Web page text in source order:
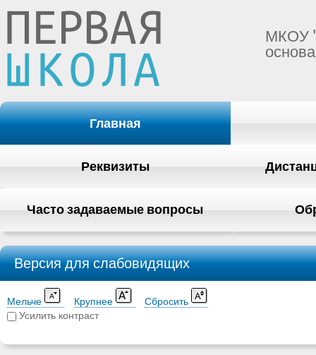
МКОУ
Главная
Реквизиты
Часто задаваемые вопросы
Версия для слабовидящих
Мельче Крупнее
Сбросить
Усилить контраст